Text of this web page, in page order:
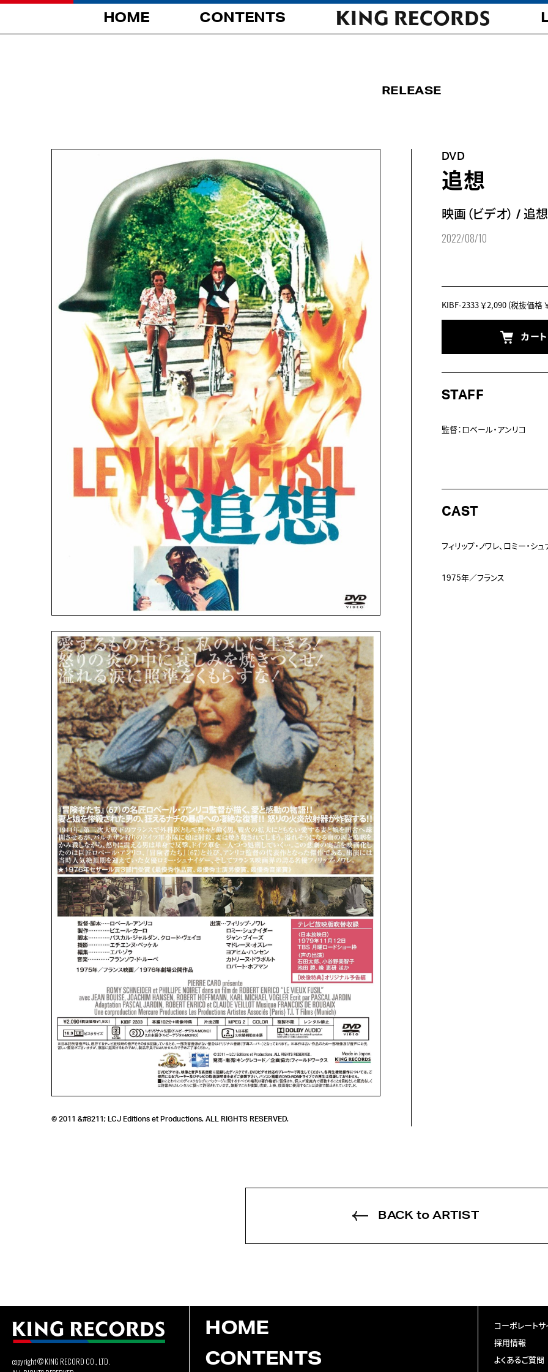
HOME CONTENTS
RELEASE
© 2011 &#8211; LCJ Editions et Productions. ALL RIGHTS RESERVED.
DVD
追想
映画（ビデオ） /追想
2022/08/10
KIBF-2333￥2,090 (税抜価格
カー
STAFF
監督：ロベール・アンリコ
CAST
フィリップ・ノワレ、ロミー・シ
1975年／フランス
BACK to ARTIST
copyright © KING RECORD CO., LTD.
HOME
CONTENTS
コーポレートサ
採用情報
よくあるご質問